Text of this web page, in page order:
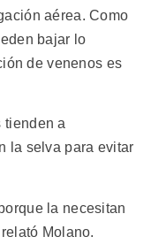
aérea. Como
bajar lo
de venenos es
tienden a
la selva para evitar
la necesitan
Molano.